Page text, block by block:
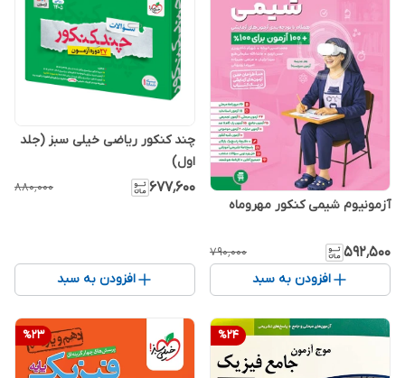
آزمونیوم شیمی کنکور مهروماه
۵۹۲٬۵۰۰ ۷۹۰٬۰۰۰
افزودن به سبد
چند کنکور ریاضی خیلی سبز (جلد
اول)
۶۷۷٬۶۰۰ ۸۸۰٬۰۰۰
افزودن به سبد
%24
%23